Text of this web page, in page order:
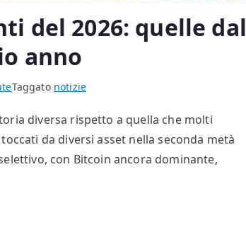
del 2026: quelle dal
anno
Taggato notizie
diversa rispetto a quella che molti
da diversi asset nella seconda metà
con Bitcoin ancora dominante,